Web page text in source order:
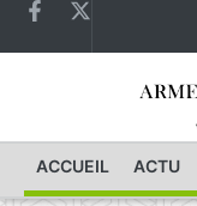
ACCUEIL ACTU